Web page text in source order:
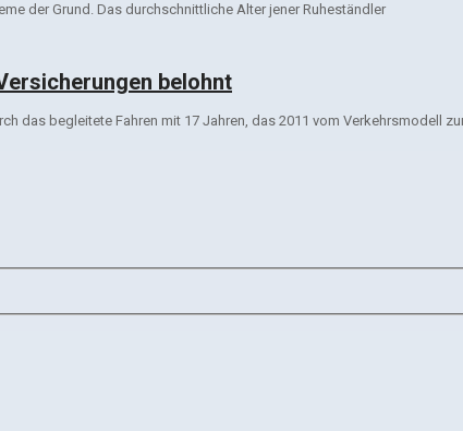
der Grund. Das durchschnittliche Alter jener Ruheständler
belohnt
das begleitete Fahren mit 17 Jahren, das 2011 vom Verkehrsmodell